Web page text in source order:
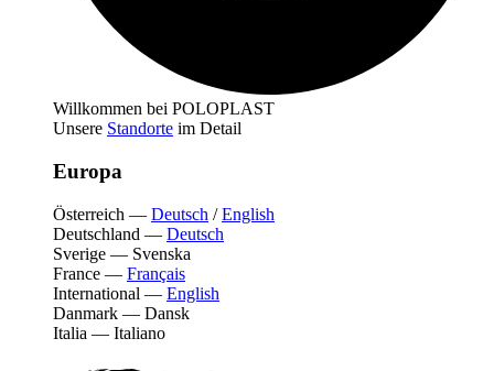
Willkommen bei POLOPLAST
Unsere Standorte im Detail
Europa
Österreich — Deutsch /English
Deutschland — Deutsch
Sverige — Svenska
France — Français
International — English
Danmark — Dansk
Italia — Italiano